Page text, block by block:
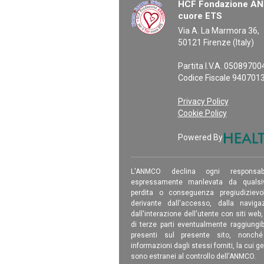
HCF Fondazione
cuore ETS
Via A. La Marmora 36,
50121 Firenze (Italy)
Partita I.V.A.
Codice Fiscale
Privacy Policy
Cookie Policy
Powered By
L'ANMCO declina ogni
espressamente manlevata da
perdita o conseguenza
derivante dall'accesso, dalla
dall'interazione dell'utente con siti
di terze parti eventualmente
presenti sul presente sito,
informazioni dagli stessi forniti, la cui
sono estranei al controllo dell'ANMCO.